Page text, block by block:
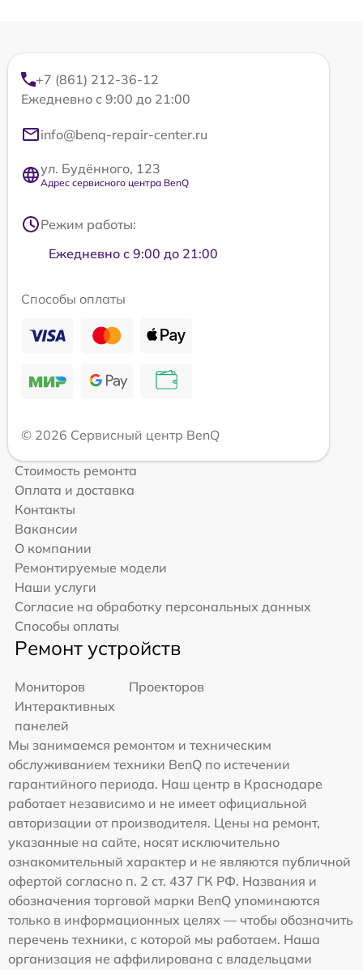
+7 (861) 212-36-12
Ежедневно с 9:00 до 21:00
info@benq-repair-center.ru
ул. Будённого, 123
Адрес сервисного центра BenQ
Режим работы:
Ежедневно с 9:00 до 21:00
Способы оплаты
© 2026 Сервисный центр BenQ
Стоимость ремонта
Оплата и доставка
Контакты
Вакансии
О компании
Ремонтируемые модели
Наши услуги
Согласие на обработку персональных данных
Способы оплаты
Ремонт устройств
Мониторов
Проекторов
Интерактивных
панелей
Мы занимаемся ремонтом и техническим
обслуживанием техники BenQ по истечении
гарантийного периода. Наш центр в Краснодаре
работает независимо и не имеет официальной
авторизации от производителя. Цены на ремонт,
указанные на сайте, носят исключительно
ознакомительный характер и не являются публичной
офертой согласно п. 2 ст. 437 ГК РФ. Названия и
обозначения торговой марки BenQ упоминаются
только в информационных целях — чтобы обозначить
перечень техники, с которой мы работаем. Наша
организация не аффилирована с владельцами